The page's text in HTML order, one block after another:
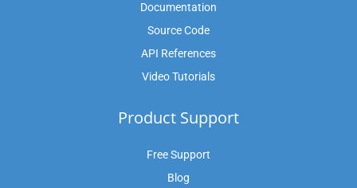
Documentation
Source Code
API References
Video Tutorials
Product Support
Free Support
Blog